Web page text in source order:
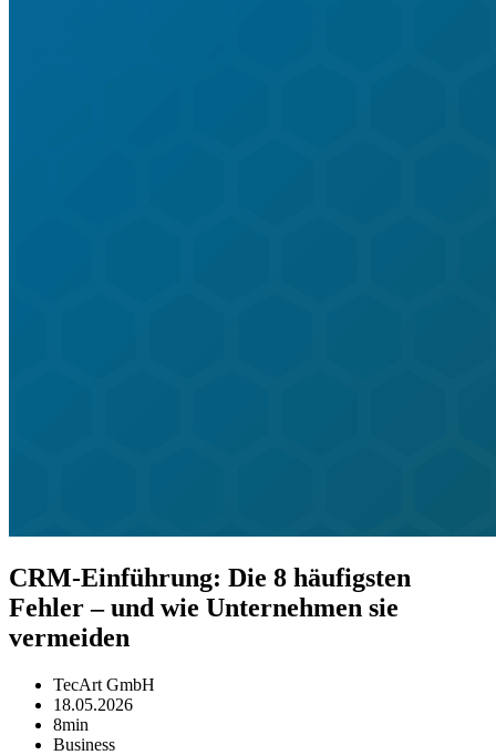
CRM-Einführung: Die 8 häufigsten
Fehler – und wie Unternehmen sie
vermeiden
TecArt GmbH
18.05.2026
8min
Business